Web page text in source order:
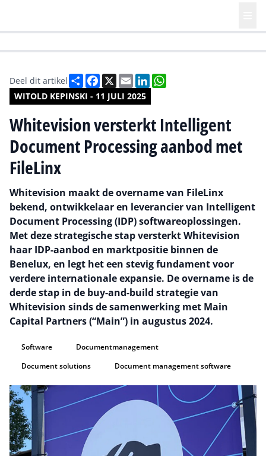
WITOLD KEPINSKI - 11 JULI 2025
Deel dit artikel DeelFacebook
X EmailLinkedIn
Whitevision versterkt Intelligent
Document Processing aanbod met
FileLinx
Whitevision maakt de overname van FileLinx
bekend, ontwikkelaar en leverancier van Intelligent
Document Processing (IDP) softwareoplossingen.
Met deze strategische stap versterkt Whitevision
haar IDP-aanbod en marktpositie binnen de
Benelux, en legt het een stevig fundament voor
verdere internationale expansie. De overname is de
derde stap in de buy-and-build strategie van
Whitevision sinds de samenwerking met Main
Capital Partners (“Main”) in augustus 2024.
Software
Documentmanagement
Document solutions
Document management software